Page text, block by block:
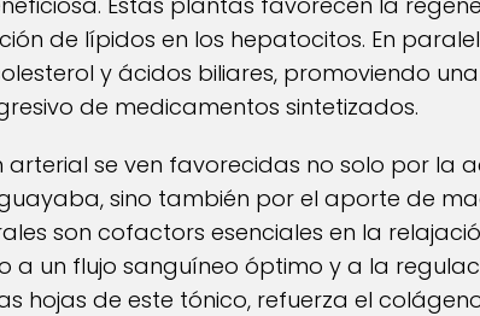
de lípidos en los hepatocitos. En
y ácidos biliares, promoviendo
de medicamentos sintetizados.
arterial se ven favorecidas no solo por la
sino también por el aporte de
son cofactors esenciales en la
a un flujo sanguíneo óptimo y a la
hojas de este tónico, refuerza el